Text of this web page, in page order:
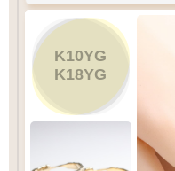
1- 18
K10YG
K18YG